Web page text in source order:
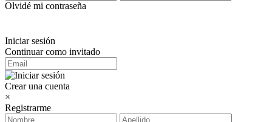
Olvidé mi contraseña
Iniciar sesión
Continuar como invitado
Crear una cuenta
×
Registrarme